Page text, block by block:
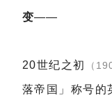
变——
20世纪之初 （
落帝国」称号的